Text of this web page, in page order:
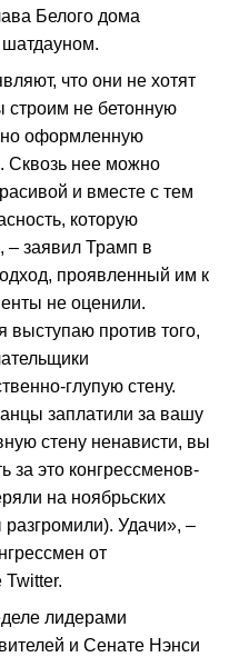
Белого дома
что они не хотят
строим не бетонную
оформленную
Сквозь нее можно
и вместе с тем
которую
– заявил Трамп в
проявленный им к
не оценили.
против того,
глупую стену.
заплатили за вашу
стену ненависти, вы
за это конгрессменов-
на ноябрьских
Удачи», –
от
лидерами
и Сенате Нэнси